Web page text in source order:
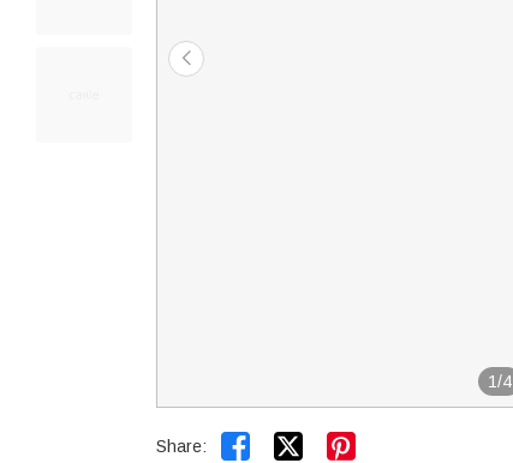
1/4
Share:  